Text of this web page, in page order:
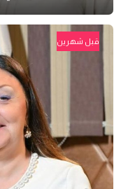
قبل شهرين